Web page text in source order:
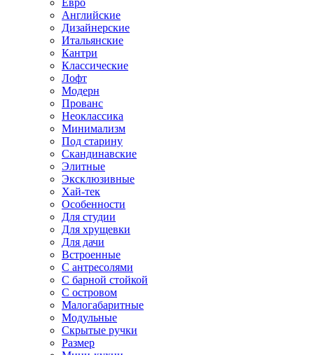
Евро
Английские
Дизайнерские
Итальянские
Кантри
Классические
Лофт
Модерн
Прованс
Неоклассика
Минимализм
Под старину
Скандинавские
Элитные
Эксклюзивные
Хай-тек
Особенности
Для студии
Для хрущевки
Для дачи
Встроенные
С антресолями
С барной стойкой
С островом
Малогабаритные
Модульные
Скрытые ручки
Размер